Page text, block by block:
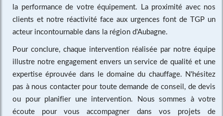
la performance de votre équipement. La proximité avec nos
clients et notre réactivité face aux urgences font de TGP un
acteur incontournable dans la région d'Aubagne.
Pour conclure, chaque intervention réalisée par notre équipe
illustre notre engagement envers un service de qualité et une
expertise éprouvée dans le domaine du chauffage. N'hésitez
pas à nous contacter pour toute demande de conseil, de devis
ou pour planifier une intervention. Nous sommes à votre
écoute pour vous accompagner dans vos projets de